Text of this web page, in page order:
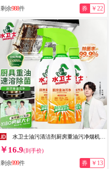
剩余988件 券 ￥22
￥16.9(到手价)
剩余999件 券 ￥13